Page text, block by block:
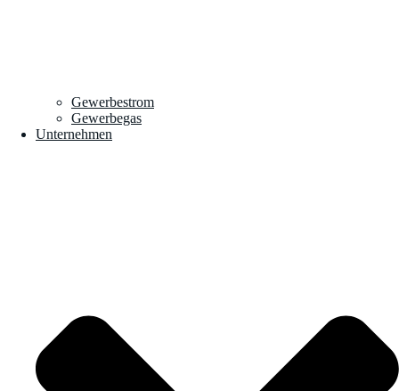
Gewerbestrom
Gewerbegas
Unternehmen